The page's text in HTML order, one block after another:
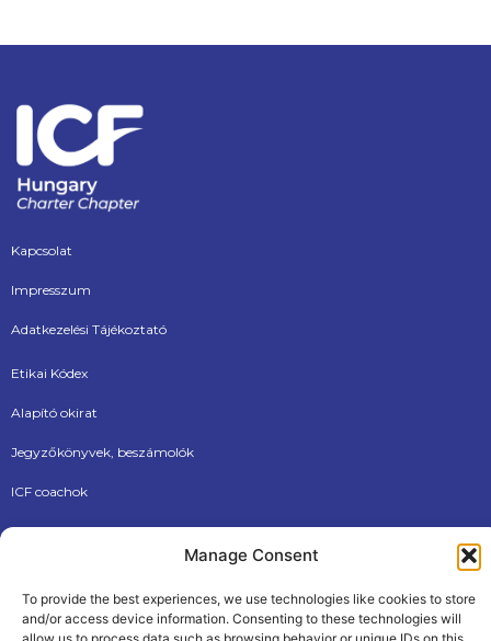
Manage Consent
To provide the best experiences, we use technologies like cookies to store
and/or access device information. Consenting to these technologies will
Kapcsolat
Impresszum
Adatkezelési Tájékoztató
Etikai Kódex
Alapító okirat
Jegyzőkönyvek, beszámolók
ICF coachok
Dokumentumtár